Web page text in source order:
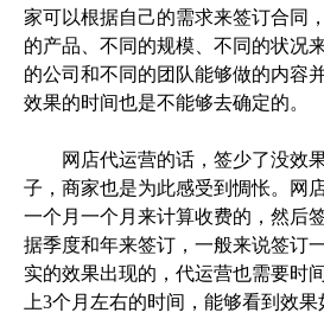
家可以根据自己的需求来签订合同
的产品、不同的规模、不同的状况
的公司和不同的团队能够做的内容
效果的时间也是不能够去确定的。
网店代运营的话，签少了没效
子，商家也是为此感受到惆怅。网
一个月一个月来计算收费的，然后
据季度和年来签订，一般来说签订
实的效果出现的，代运营也需要时
上3个月左右的时间，能够看到效